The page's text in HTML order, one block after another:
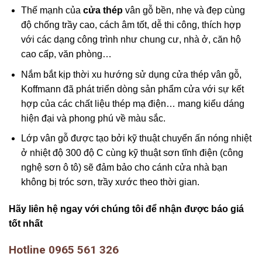
Thế mạnh của cửa thép vân gỗ bền, nhẹ và đẹp cùng
độ chống trầy cao, cách âm tốt, dễ thi công, thích hợp
với các dạng công trình như chung cư, nhà ở, căn hộ
cao cấp, văn phòng…
Nắm bắt kịp thời xu hướng sử dụng cửa thép vân gỗ,
Koffmann đã phát triển dòng sản phẩm cửa với sự kết
hợp của các chất liệu thép mạ điện… mang kiểu dáng
hiện đại và phong phú về màu sắc.
Lớp vân gỗ được tạo bởi kỹ thuật chuyển ấn nóng nhiệt
ở nhiệt độ 300 độ C cùng kỹ thuật sơn tĩnh điện (công
nghệ sơn ô tô) sẽ đảm bảo cho cánh cửa nhà bạn
không bị tróc sơn, trầy xước theo thời gian.
Hãy liên hệ ngay với chúng tôi để nhận được báo giá
tốt nhất
Hotline 0965 561 326